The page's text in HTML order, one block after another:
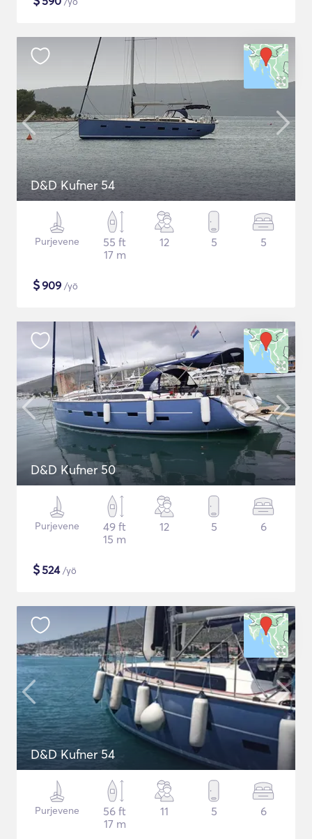
D&D Kufner 54
Purjevene
55 ft
17 m
12 5 5
$909 /yö
D&D Kufner 50
Purjevene
49 ft
15 m
12 5 6
$524/yö
D&D Kufner 54
Purjevene
56 ft
17 m
11 5 6